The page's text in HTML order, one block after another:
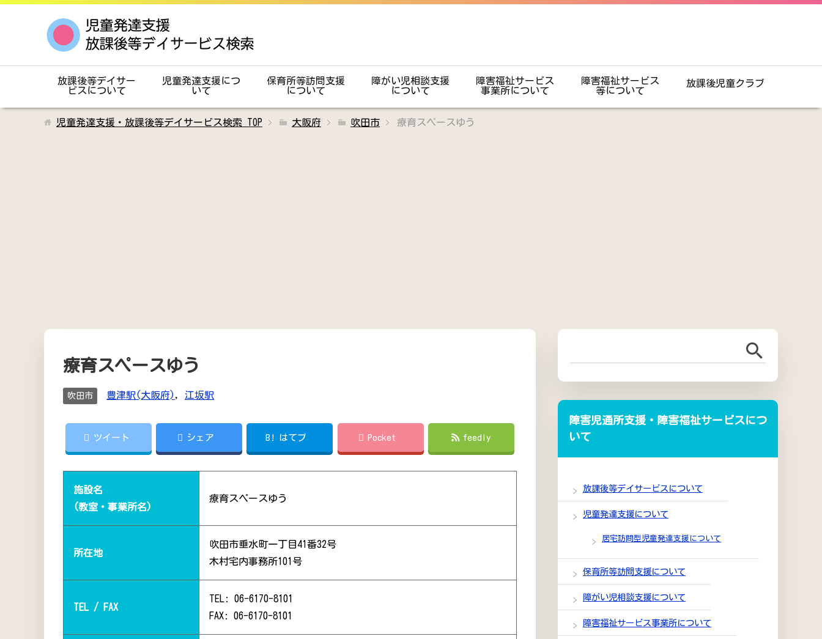
放課後等デイサー
ビスについて
児童発達支援につ
いて
保育所等訪問支援
について
障がい児相談支援
について
障害福祉サービス
事業所について
障害福祉サービス
等について
放課後児童クラブ
児童発達支援・放課後等デイサービス検索 TOP 大阪府 吹田市 療育スペースゆう
療育スペースゆう
吹田市 豊津駅(大阪府), 江坂駅
ツイート シェア B! はてブ Pocket feedly
施設名
(教室・事業所名)
療育スペースゆう
所在地
吹田市垂水町一丁目41番32号
木村宅内事務所101号
TEL / FAX
TEL: 06-6170-8101
FAX: 06-6170-8101
障害児通所支援・障害福祉サービスにつ
いて
放課後等デイサービスについて
児童発達支援について
居宅訪問型児童発達支援について
保育所等訪問支援について
障がい児相談支援について
障害福祉サービス事業所について